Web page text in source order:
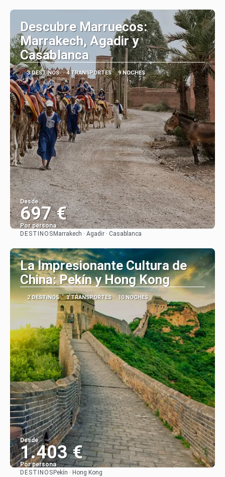
Descubre Marruecos:
Marrakech, Agadir y
Casablanca
3 DESTINOS 4 TRANSPORTES 9 NOCHES
Desde
697 €
Por persona
DESTINOS Marrakech · Agadir · Casablanca
La Impresionante Cultura de
China: Pekín y Hong Kong
2 DESTINOS 3 TRANSPORTES 10 NOCHES
Desde
1.403 €
Por persona
DESTINOS Pekín · Hong Kong